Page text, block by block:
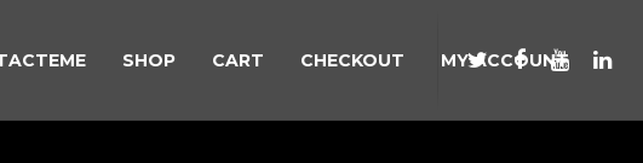
SHOP CART CHECKOUT MY ACCOUNT